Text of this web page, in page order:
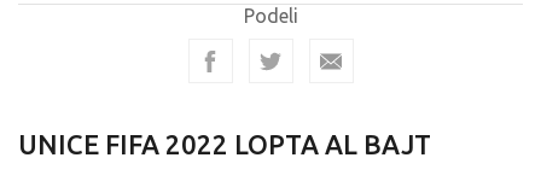
Podeli
UNICE FIFA 2022 LOPTA AL BAJT